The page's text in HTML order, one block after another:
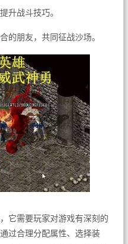
升战斗技巧。
的朋友，共同征战沙场。
它需要玩家对游戏有深刻的
过合理分配属性、选择装